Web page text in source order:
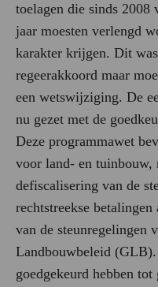
toelagen die sinds 2008
jaar moesten verlengd
karakter krijgen. Dit
regeerakkoord maar
een wetswijziging. De
nu gezet met de
Deze programmawet
voor land- en tuinbouw,
defiscalisering van de
rechtstreekse
van de steunregelingen
Landbouwbeleid
goedgekeurd hebben